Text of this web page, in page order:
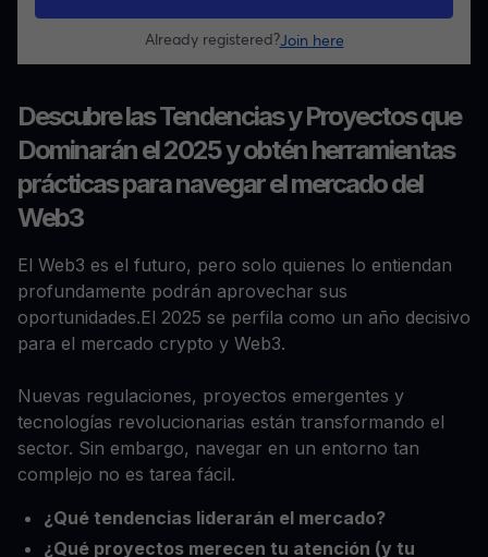
Descubre las Tendencias y Proyectos que
Dominarán el 2025 y obtén herramientas
prácticas para navegar el mercado del
Web3
El Web3 es el futuro, pero solo quienes lo entiendan
profundamente podrán aprovechar sus
oportunidades.El 2025 se perfila como un año decisivo
para el mercado crypto y Web3.
Nuevas regulaciones, proyectos emergentes y
tecnologías revolucionarias están transformando el
sector. Sin embargo, navegar en un entorno tan
complejo no es tarea fácil.
¿Qué tendencias liderarán el mercado?
¿Qué proyectos merecen tu atención (y tu